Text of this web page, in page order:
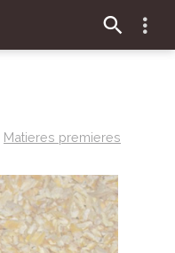
Matieres premieres